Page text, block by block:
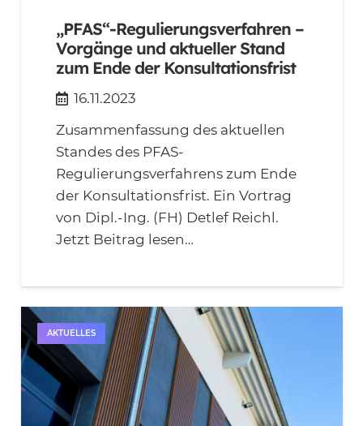
„PFAS“-Regulierungsverfahren –
Vorgänge und aktueller Stand
zum Ende der Konsultationsfrist
16.11.2023
Zusammenfassung des aktuellen
Standes des PFAS-
Regulierungsverfahrens zum Ende
der Konsultationsfrist. Ein Vortrag
von Dipl.-Ing. (FH) Detlef Reichl.
Jetzt Beitrag lesen…
AKTUELLES